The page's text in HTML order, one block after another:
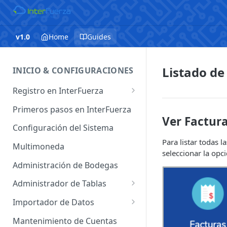
v1.0 Home Guides
INICIO & CONFIGURACIONES
Registro en InterFuerza
Iniciar Sesión en InterFuerza
Recuperar Contraseña
Cómo pagar en línea sus
Primeros pasos en InterFuerza
Configuración del Sistema
Multimoneda
Administración de Bodegas
Administrador de Tablas
Administrador de Tablas de
Clientes
Importador de Datos
Importador de Cuentas
Mantenimiento de Cuentas
Listado
Ver
Para listar todas
seleccionar la